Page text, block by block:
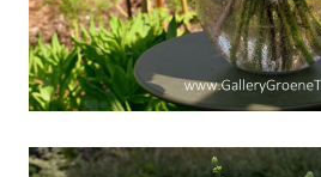
Zin-in-de-Zomer